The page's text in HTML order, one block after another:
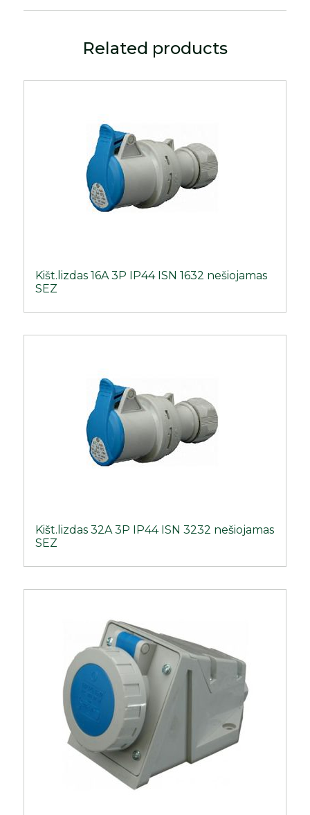
Related products
Kišt.lizdas 16A 3P IP44 ISN 1632 nešiojamas
SEZ
Kišt.lizdas 32A 3P IP44 ISN 3232 nešiojamas
SEZ